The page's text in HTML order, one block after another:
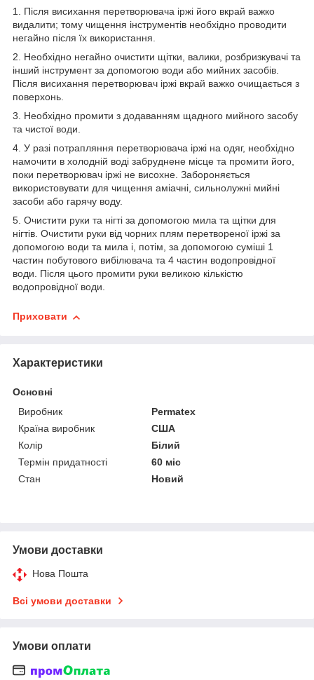
1. Після висихання перетворювача іржі його вкрай важко
видалити; тому чищення інструментів необхідно проводити
негайно після їх використання.
2. Необхідно негайно очистити щітки, валики, розбризкувачі та
інший інструмент за допомогою води або мийних засобів.
Після висихання перетворювач іржі вкрай важко очищається з
поверхонь.
3. Необхідно промити з додаванням щадного мийного засобу
та чистої води.
4. У разі потрапляння перетворювача іржі на одяг, необхідно
намочити в холодній воді забруднене місце та промити його,
поки перетворювач іржі не висохне. Забороняється
використовувати для чищення аміачні, сильнолужні мийні
засоби або гарячу воду.
5. Очистити руки та нігті за допомогою мила та щітки для
нігтів. Очистити руки від чорних плям перетвореної іржі за
допомогою води та мила і, потім, за допомогою суміші 1
частин побутового вибілювача та 4 частин водопровідної
води. Після цього промити руки великою кількістю
водопровідної води.
Приховати
Характеристики
Основні
Виробник
Permatex
Країна виробник
США
Колір
Білий
Термін придатності
60 міс
Стан
Новий
Умови доставки
Нова Пошта
Всі умови доставки
Умови оплати